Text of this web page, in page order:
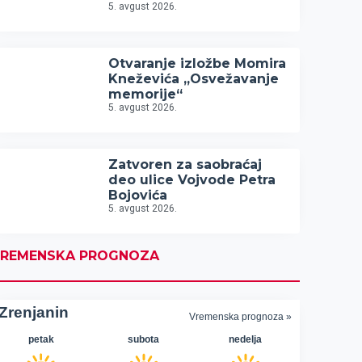
5. avgust 2026.
Otvaranje izložbe Momira
Kneževića „Osvežavanje
memorije“
5. avgust 2026.
Zatvoren za saobraćaj
deo ulice Vojvode Petra
Bojovića
5. avgust 2026.
PROGNOZA